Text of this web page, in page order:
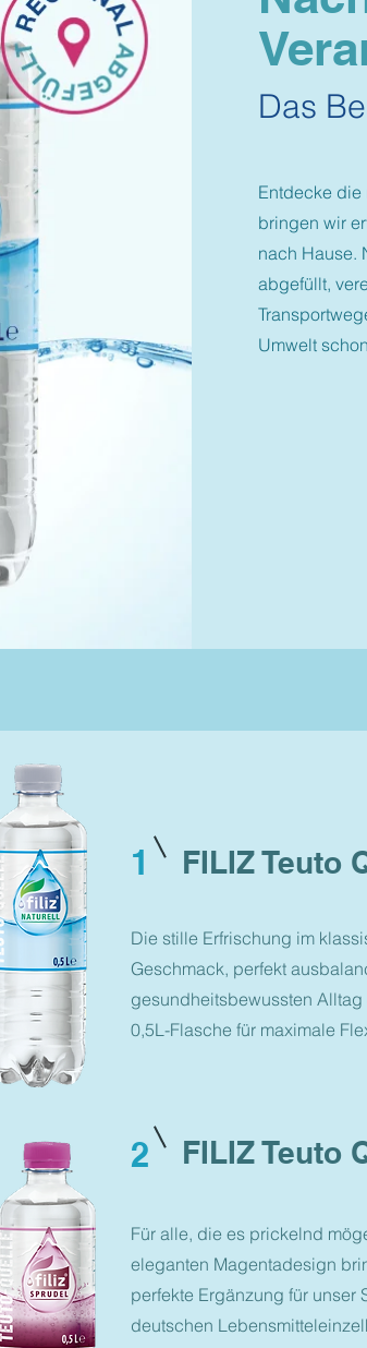
Das
Entdecke die
bringen wir
nach Hause.
abgefüllt,
Umwelt
1 FILIZ Teuto
Die stille Erfrischung im
Geschmack, perfekt
gesundheitsbewussten
0,5L-Flasche für maximale
2 FILIZ Teuto
Für alle, die es prickelnd
eleganten Magentadesign
perfekte Ergänzung für unser
deutschen